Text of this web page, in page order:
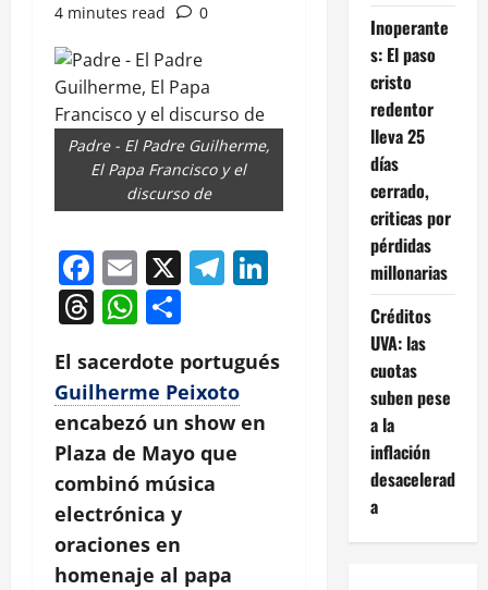
4 minutes read
0
Padre - El Padre Guilherme,
El Papa Francisco y el
discurso de
Facebook
Email
X Telegram
LinkedIn
Threads
WhatsApp
El sacerdote portugués
Guilherme Peixoto
encabezó un show en
Plaza de Mayo que
combinó música
electrónica y
oraciones en
homenaje al papa
Inoperante
s: El paso
cristo
redentor
lleva 25
días
cerrado,
criticas por
pérdidas
millonarias
Créditos
UVA: las
cuotas
suben pese
a la
inflación
desacelerad
a